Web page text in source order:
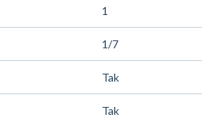
1
1/7
Tak
Tak